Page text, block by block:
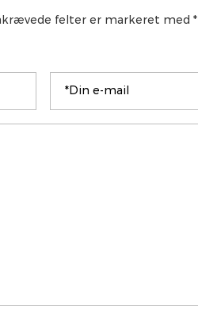
felter er markeret med *